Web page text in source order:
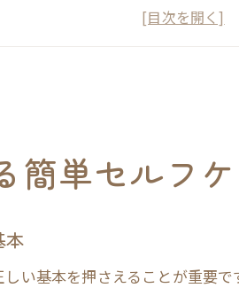
ふくらはぎ運動で血流を促
むくみ解消即効テクニック
即効性が期待できるむくみ
簡単セルフ
本
い基本を押さえることが重要